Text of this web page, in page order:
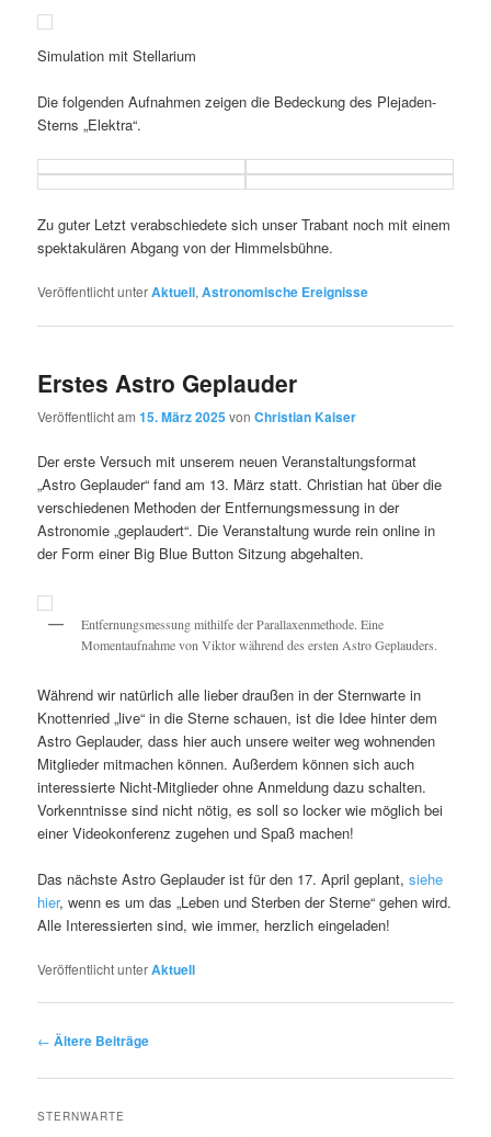
Simulation mit Stellarium
Die folgenden Aufnahmen zeigen die Bedeckung des Plejaden-
Sterns „Elektra“.
Zu guter Letzt verabschiedete sich unser Trabant noch mit einem
spektakulären Abgang von der Himmelsbühne.
Veröffentlicht unterAktuell,Astronomische Ereignisse
Erstes Astro Geplauder
Veröffentlicht am15. März 2025 vonChristian Kaiser
Der erste Versuch mit unserem neuen Veranstaltungsformat
„Astro Geplauder“ fand am 13. März statt. Christian hat über die
verschiedenen Methoden der Entfernungsmessung in der
Astronomie „geplaudert“. Die Veranstaltung wurde rein online in
der Form einer Big Blue Button Sitzung abgehalten.
Entfernungsmessung mithilfe der Parallaxenmethode. Eine
Momentaufnahme von Viktor während des ersten Astro Geplauders.
Während wir natürlich alle lieber draußen in der Sternwarte in
Knottenried „live“ in die Sterne schauen, ist die Idee hinter dem
Astro Geplauder, dass hier auch unsere weiter weg wohnenden
Mitglieder mitmachen können. Außerdem können sich auch
interessierte Nicht-Mitglieder ohne Anmeldung dazu schalten.
Vorkenntnisse sind nicht nötig, es soll so locker wie möglich bei
einer Videokonferenz zugehen und Spaß machen!
Das nächste Astro Geplauder ist für den 17. April geplant,siehe
hier, wenn es um das „Leben und Sterben der Sterne“ gehen wird.
Alle Interessierten sind, wie immer, herzlich eingeladen!
Veröffentlicht unterAktuell
Beitragsnavigation
← Ältere Beiträge
STERNWARTE